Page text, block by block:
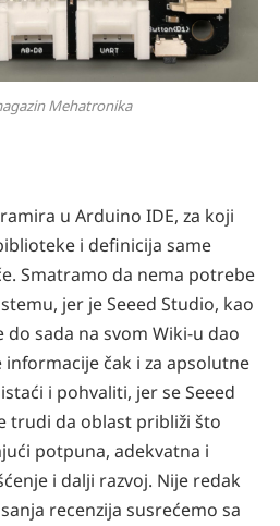
Mehatronika
u Arduino IDE, za koji
i definicija same
Smatramo da nema potrebe
jer je Seeed Studio, kao
do sada na svom Wiki-u dao
čak i za apsolutne
i pohvaliti, jer se Seeed
trudi da oblast približi što
potpuna, adekvatna i
i dalji razvoj. Nije redak
recenzija susrećemo sa